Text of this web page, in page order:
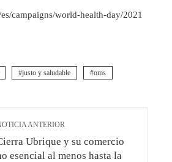
campaigns/world-health-day/2021
justo y saludable oms
ANTERIOR
Ubrique y su comercio
esencial al menos hasta la